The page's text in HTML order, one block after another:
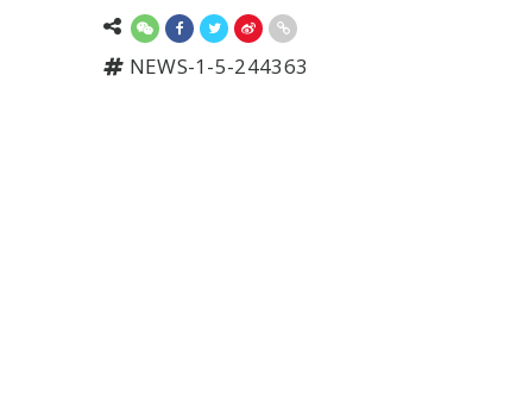
NEWS-1-5-244363